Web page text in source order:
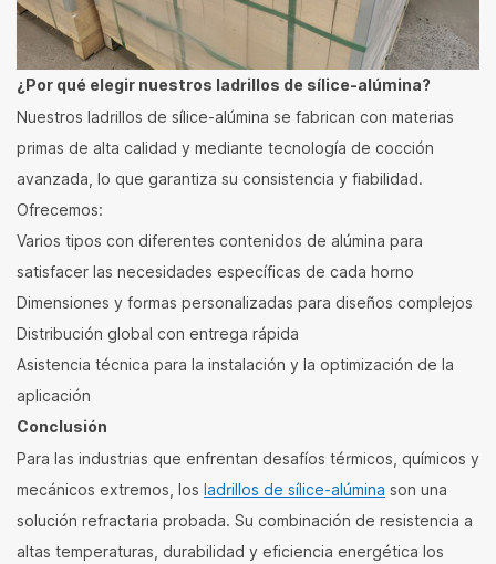
¿Por qué elegir nuestros ladrillos de sílice-alúmina?
Nuestros ladrillos de sílice-alúmina se fabrican con materias
primas de alta calidad y mediante tecnología de cocción
avanzada, lo que garantiza su consistencia y fiabilidad.
Ofrecemos:
Varios tipos con diferentes contenidos de alúmina para
satisfacer las necesidades específicas de cada horno
Dimensiones y formas personalizadas para diseños complejos
Distribución global con entrega rápida
Asistencia técnica para la instalación y la optimización de la
aplicación
Conclusión
Para las industrias que enfrentan desafíos térmicos, químicos y
mecánicos extremos, los ladrillos de sílice-alúmina son una
solución refractaria probada. Su combinación de resistencia a
altas temperaturas, durabilidad y eficiencia energética los